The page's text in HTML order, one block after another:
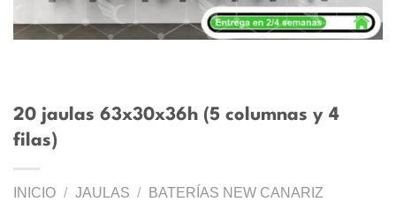
20 jaulas 63x30x36h (5 columnas y 4
filas)
INICIO / JAULAS / BATERÍAS NEW CANARIZ